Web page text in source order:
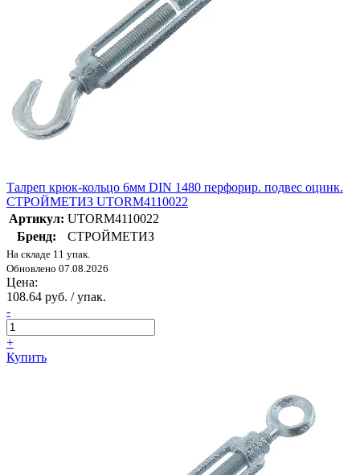
Талреп крюк-кольцо 6мм DIN 1480 перфорир. подвес оцинк.
СТРОЙМЕТИЗ UTORM4110022
Артикул: UTORM4110022
Бренд:
СТРОЙМЕТИЗ
На складе 11 упак.
Обновлено 07.08.2026
Цена:
108.64 руб. / упак.
-
+
Купить